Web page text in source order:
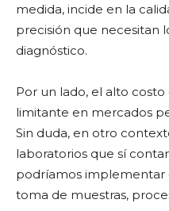
medida, incide en la
precisión que necesitan
diagnóstico.
Por un lado, el alto
limitante en mercados
Sin duda, en otro
laboratorios que sí
podríamos implementar
toma de muestras,